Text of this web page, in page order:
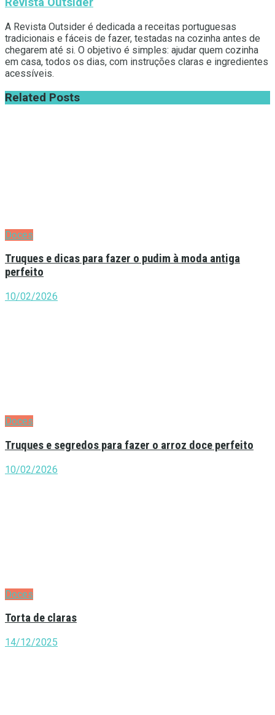
Revista Outsider
A Revista Outsider é dedicada a receitas portuguesas
tradicionais e fáceis de fazer, testadas na cozinha antes de
chegarem até si. O objetivo é simples: ajudar quem cozinha
em casa, todos os dias, com instruções claras e ingredientes
acessíveis.
Related Posts
Doces
Truques e dicas para fazer o pudim à moda antiga
perfeito
10/02/2026
Doces
Truques e segredos para fazer o arroz doce perfeito
10/02/2026
Doces
Torta de claras
14/12/2025